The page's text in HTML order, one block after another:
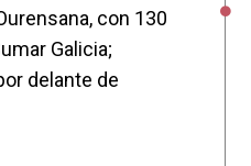
con 130
Galicia;
delante de